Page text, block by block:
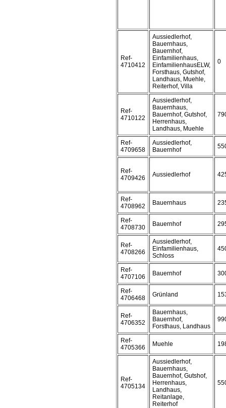
Ref-
4710412
Aussiedlerhof,
Bauernhaus,
Bauernhof,
Einfamilienhaus,
EinfamilienhausELW,
Forsthaus, Gutshof,
Landhaus, Muehle,
Reiterhof, Villa
0
Ref-
4710122
Aussiedlerhof,
Bauernhaus,
Bauernhof, Gutshof,
Herrenhaus,
Landhaus, Muehle
Ref-
4709658
Aussiedlerhof,
Bauernhof
Ref-
4709426
Aussiedlerhof
Ref-
4708962
Bauernhaus
Ref-
4708730
Bauernhof
Ref-
4708266
Aussiedlerhof,
Einfamilienhaus,
Schloss
Ref-
4707106
Bauernhof
Ref-
4706468
Grünland
Ref-
4706352
Bauernhaus,
Bauernhof,
Forsthaus, Landhaus
Ref-
4705366
Muehle
Ref-
4705134
Aussiedlerhof,
Bauernhaus,
Bauernhof, Gutshof,
Herrenhaus,
Landhaus,
Reitanlage,
Reiterhof